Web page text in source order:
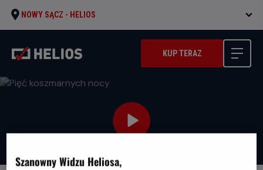
NOWY SĄCZ - HELIOS
KUP TERAZ
Szanowny Widzu Heliosa,